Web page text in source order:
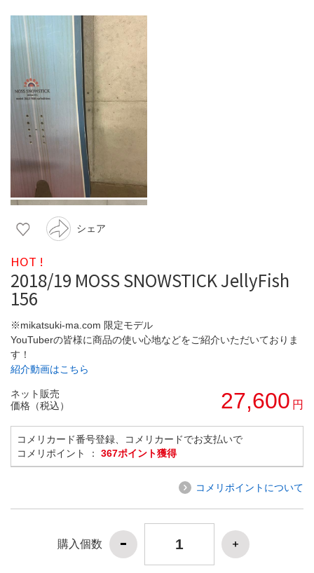
シェア
HOT !
2018/19 MOSS SNOWSTICK JellyFish
156
※mikatsuki-ma.com 限定モデル
YouTuberの皆様に商品の使い心地などをご紹介いただいておりま
す！
紹介動画はこちら
ネット販売
価格（税込）
27,600 円
コメリカード番号登録、コメリカードでお支払いで
コメリポイント ： 367ポイント獲得
コメリポイントについて
購入個数